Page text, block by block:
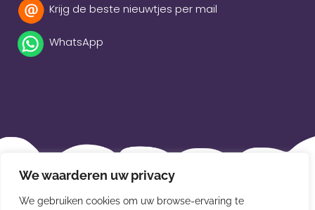
We waarderen uw privacy
We gebruiken cookies om uw browse-ervaring te
Krijg de beste nieuwtjes per mail
WhatsApp
Beleidsverklaring
Privacybeleid